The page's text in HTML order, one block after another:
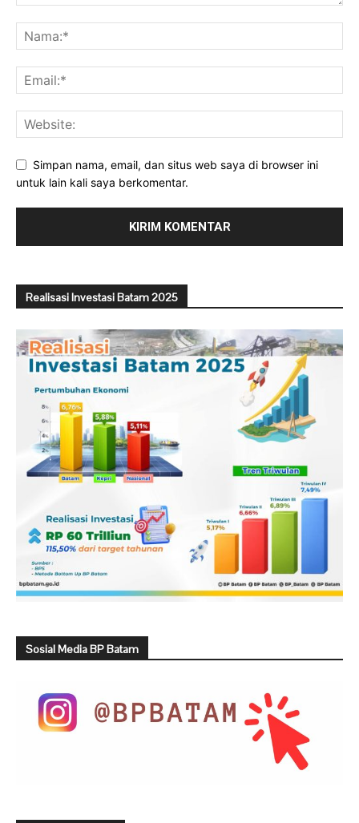
Simpan nama, email, dan situs web saya di browser ini
untuk lain kali saya berkomentar.
Realisasi Investasi Batam 2025
Sosial Media BP Batam